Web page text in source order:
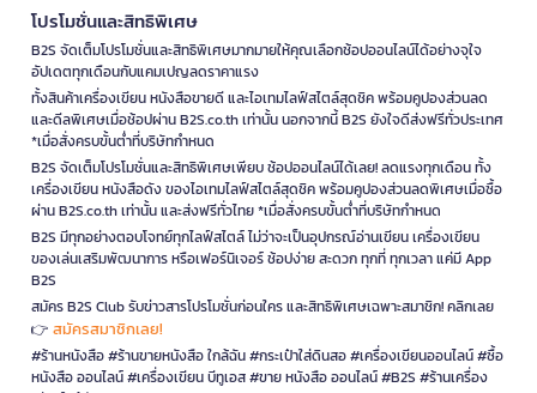
โปรโมชั่นและสิทธิพิเศษ
B2S จัดเต็มโปรโมชั่นและสิทธิพิเศษมากมายให้คุณเลือกช้อปออนไลน์ได้อย่างจุใจ
อัปเดตทุกเดือนกับแคมเปญลดราคาแรง
ทั้งสินค้าเครื่องเขียน หนังสือขายดี และไอเทมไลฟ์สไตล์สุดชิค พร้อมคูปองส่วนลด
และดีลพิเศษเมื่อช้อปผ่าน B2S.co.th เท่านั้น นอกจากนี้ B2S ยังใจดีส่งฟรีทั่วประเทศ
*เมื่อสั่งครบขั้นต่ำที่บริษัทกำหนด
B2S จัดเต็มโปรโมชั่นและสิทธิพิเศษเพียบ ช้อปออนไลน์ได้เลย! ลดแรงทุกเดือน ทั้ง
เครื่องเขียน หนังสือดัง ของไอเทมไลฟ์สไตล์สุดชิค พร้อมคูปองส่วนลดพิเศษเมื่อซื้อ
ผ่าน B2S.co.th เท่านั้น และส่งฟรีทั่วไทย *เมื่อสั่งครบขั้นต่ำที่บริษัทกำหนด
B2S มีทุกอย่างตอบโจทย์ทุกไลฟ์สไตล์ ไม่ว่าจะเป็นอุปกรณ์อ่านเขียน เครื่องเขียน
ของเล่นเสริมพัฒนาการ หรือเฟอร์นิเจอร์ ช้อปง่าย สะดวก ทุกที่ ทุกเวลา แค่มี App
B2S
สมัคร B2S Club รับข่าวสารโปรโมชั่นก่อนใคร และสิทธิพิเศษเฉพาะสมาชิก! คลิกเลย
👉 สมัครสมาชิกเลย!
#ร้านหนังสือ #ร้านขายหนังสือ ใกล้ฉัน #กระเป๋าใส่ดินสอ #เครื่องเขียนออนไลน์ #ซื้อ
หนังสือ ออนไลน์ #เครื่องเขียน บีทูเอส #ขาย หนังสือ ออนไลน์ #B2S #ร้านเครื่อง